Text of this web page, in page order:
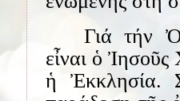
Γιά τήν
εἶναι ὁ
ἡ Ἐκκλησία.